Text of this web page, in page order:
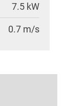
7.5 kW
0.7 m/s